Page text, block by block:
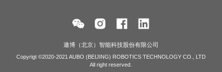
遨博（北京）智能科技股份有限公司
Copyrigt ©2020-2021 AUBO (BEIJING) ROBOTICS TECHNOLOGY CO., LTD
All right reserved.